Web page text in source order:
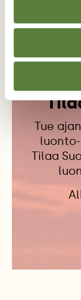
Tue
Tilaa